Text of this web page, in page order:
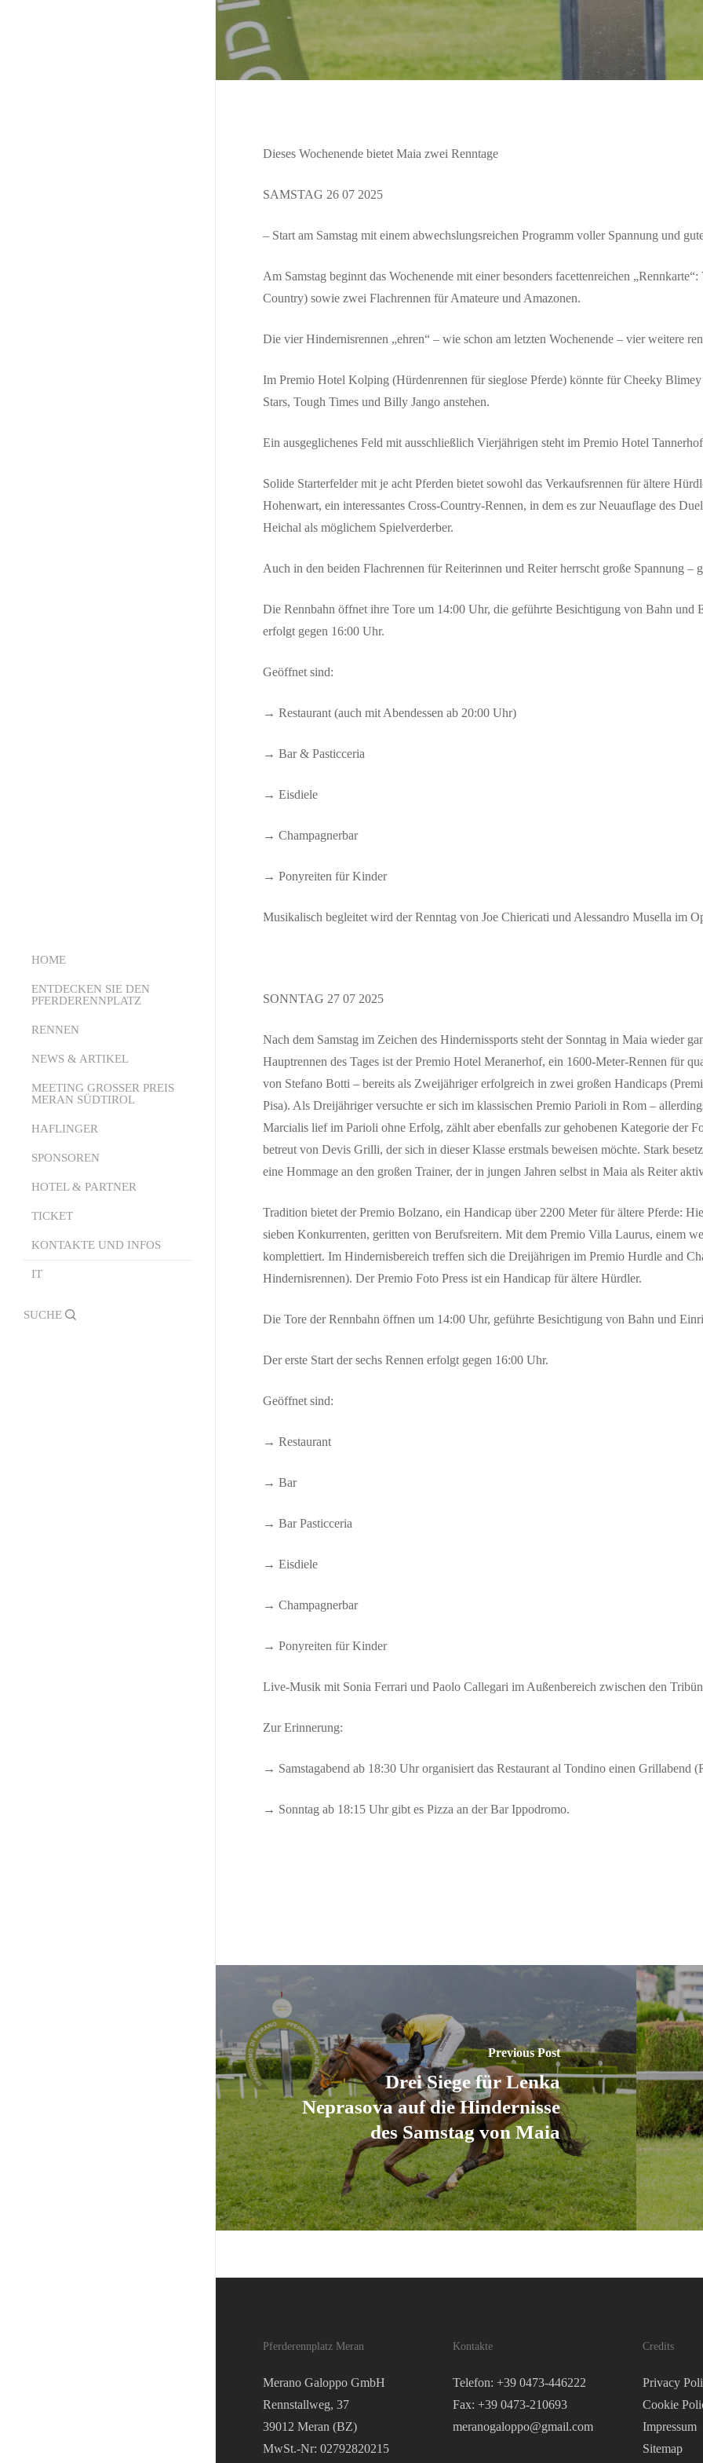
HOME
ENTDECKEN SIE DEN
PFERDERENNPLATZ
Über uns
Die Struktur
Der Pferderennsport
Events Area
RENNEN
Kalender
Starter Online
Burggrafenamt Palio
Rangliste Saison
NEWS & ARTIKEL
News
MEETING GROSSER PREIS
MERAN SÜDTIROL
Meeting Grosser Preis Meran
Südtirol 2026
Die Geschichte
HAFLINGER
SPONSOREN
HOTEL & PARTNER
Partner-Hotels
Partner-Restaurants
TICKET
KONTAKTE UND INFOS
IT
Suchen
Dieses Wochenende bietet Maia zwei Renntage
SAMSTAG 26 07 2025
– Start am Samstag mit einem abwechslungsreichen Programm voller Spannung und
Am Samstag beginnt das Wochenende mit einer besonders facettenreichen
Country) sowie zwei Flachrennen für Amateure und Amazonen.
Die vier Hindernisrennen „ehren“ – wie schon am letzten Wochenende – vier weitere
Im Premio Hotel Kolping (Hürdenrennen für sieglose Pferde) könnte fürCheeky Blimey
Stars, Tough Times und Billy Jango anstehen.
Ein ausgeglichenes Feld mit ausschließlich Vierjährigen steht im Premio Hotel Tannerhof
Solide Starterfelder mit je acht Pferden bietet sowohl das Verkaufsrennen für ältere
Hohenwart, ein interessantes Cross-Country-Rennen, in dem es zur Neuauflage des
Heichal als möglichem Spielverderber.
Auch in den beiden Flachrennen für Reiterinnen und Reiter herrscht große Spannung –
Die Rennbahn öffnet ihre Tore um 14:00 Uhr, die geführte Besichtigung von Bahn und
erfolgt gegen 16:00 Uhr.
Geöffnet sind:
→ Restaurant (auch mit Abendessen ab 20:00 Uhr)
→ Bar & Pasticceria
→ Eisdiele
→ Champagnerbar
→ Ponyreiten für Kinder
Musikalisch begleitet wird der Renntag von Joe Chiericati und Alessandro Musella im
SONNTAG 27 07 2025
Nach dem Samstag im Zeichen des Hindernissports steht der Sonntag in Maia wieder
Hauptrennen des Tages ist der Premio Hotel Meranerhof, ein 1600-Meter-Rennen für
von Stefano Botti – bereits als Zweijähriger erfolgreich in zwei großen Handicaps
Pisa). Als Dreijähriger versuchte er sich im klassischen Premio Parioli in Rom –
Marcialis lief im Parioli ohne Erfolg, zählt aber ebenfalls zur gehobenen Kategorie der
betreut von Devis Grilli, der sich in dieser Klasse erstmals beweisen möchte. Stark
eine Hommage an den großen Trainer, der in jungen Jahren selbst in Maia als Reiter
Tradition bietet der Premio Bolzano, ein Handicap über 2200 Meter für ältere Pferde:
sieben Konkurrenten, geritten von Berufsreitern. Mit dem Premio Villa Laurus, einem
komplettiert. Im Hindernisbereich treffen sich die Dreijährigen im Premio Hurdle and
Hindernisrennen). Der Premio Foto Press ist ein Handicap für ältere Hürdler.
Die Tore der Rennbahn öffnen um 14:00 Uhr, geführte Besichtigung von Bahn und
Der erste Start der sechs Rennen erfolgt gegen 16:00 Uhr.
Geöffnet sind:
→ Restaurant
→ Bar
→ Bar Pasticceria
→ Eisdiele
→ Champagnerbar
→ Ponyreiten für Kinder
Live-Musik mit Sonia Ferrari und Paolo Callegari im Außenbereich zwischen den
Zur Erinnerung:
→ Samstagabend ab 18:30 Uhr organisiert das Restaurant al Tondino einen Grillabend
→ Sonntag ab 18:15 Uhr gibt es Pizza an der Bar Ippodromo.
Previous Post
Drei Siege für Lenka
Neprasova auf die Hindernisse
des Samstag von Maia
Pferderennplatz Meran
Merano Galoppo GmbH
Rennstallweg, 37
39012 Meran (BZ)
MwSt.-Nr: 02792820215
Kontakte
Telefon: +39 0473-446222
Fax: +39 0473-210693
meranogaloppo@gmail.com
Credits
Privacy
Cookie
Impressum
Sitemap